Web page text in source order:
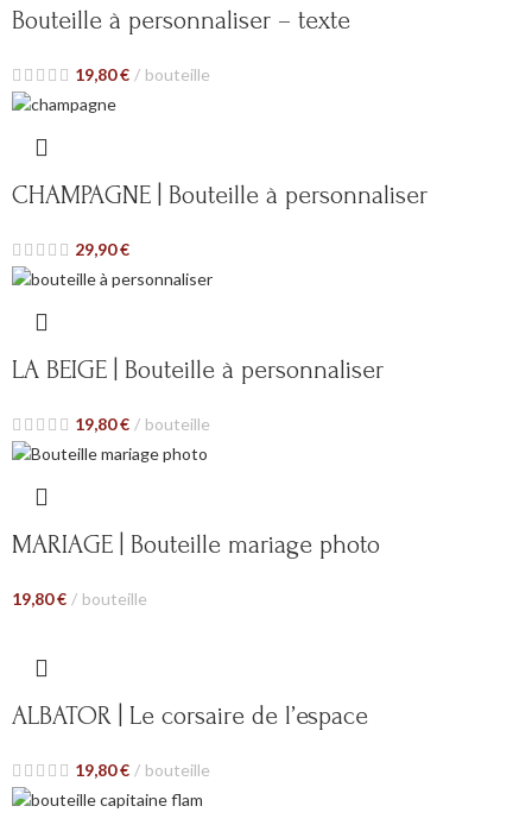
Bouteille à personnaliser – texte
19,80€ bouteille
CHAMPAGNE | Bouteille à personnaliser
29,90€
LA BEIGE | Bouteille à personnaliser
19,80€ bouteille
MARIAGE | Bouteille mariage photo
19,80€ bouteille
ALBATOR | Le corsaire de l’espace
19,80€ bouteille